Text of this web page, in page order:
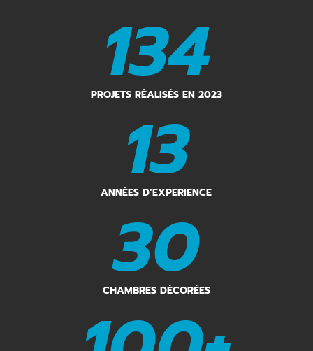
134
PROJETS RÉALISÉS EN 2023
13
ANNÉES D’EXPERIENCE
30
CHAMBRES DÉCORÉES